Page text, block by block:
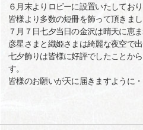
６月末よりロビーに設置いたしてお
皆様より多数の短冊を飾って頂きまし
７月７日七夕当日の金沢は晴天に恵ま
彦星さまと織姫さまは綺麗な夜空で出
七夕飾りは皆様に好評でしたことか
す。
皆様のお願いが天に届きますように・